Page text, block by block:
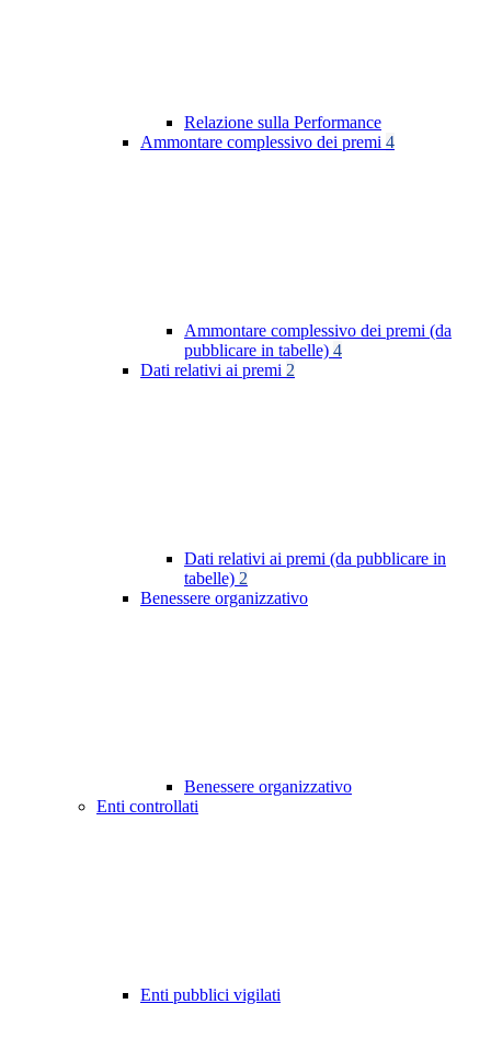
Relazione sulla Performance
Ammontare complessivo dei premi 4
Ammontare complessivo dei premi (da
pubblicare in tabelle) 4
Dati relativi ai premi 2
Dati relativi ai premi (da pubblicare in
tabelle) 2
Benessere organizzativo
Benessere organizzativo
Enti controllati
Enti pubblici vigilati